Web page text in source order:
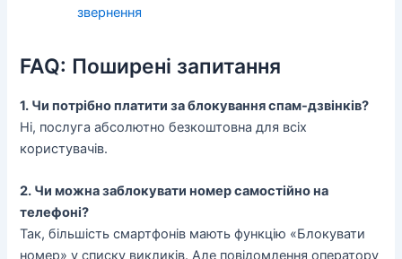
звернення
FAQ: Поширені запитання
1. Чи потрібно платити за блокування спам-дзвінків?
Ні, послуга абсолютно безкоштовна для всіх
користувачів.
2. Чи можна заблокувати номер самостійно на
телефоні?
Так, більшість смартфонів мають функцію «Блокувати
номер» у списку викликів. Але повідомлення оператору